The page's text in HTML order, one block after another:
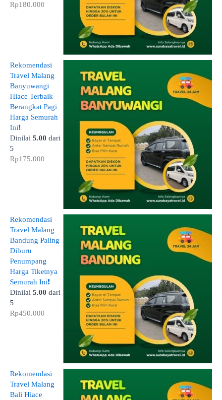
Rp180.000
Rekomendasi
Travel Malang
Banyuwangi
Hiace Terbaik
Berangkat Pagi
Harga Semurah
Ini❗
Dinilai 5.00 dari
5
Rp175.000
Rekomendasi
Travel Malang
Bandung Paling
Diburu
Penumpang
Harga Tiketnya
Semurah Ini❗
Dinilai 5.00 dari
5
Rp450.000
Rekomendasi
Travel Malang
Bali Hiace